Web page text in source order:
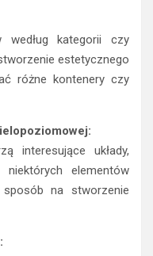
według kategorii czy
estetycznego
różne kontenery czy
interesujące układy,
niektórych elementów
na stworzenie